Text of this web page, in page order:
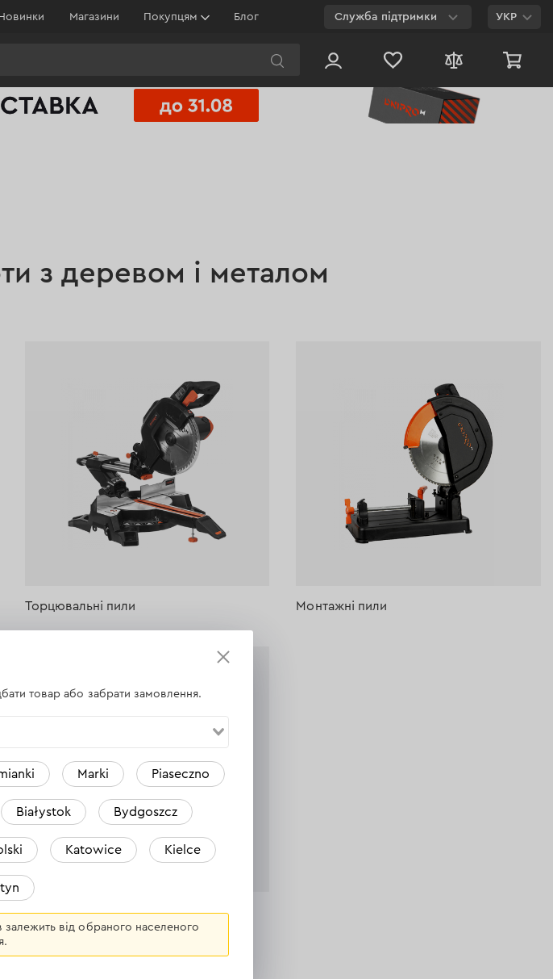
Магазини Покупцям Блог Служба підтримки
Чат на сайті
УКР
з деревом і металом
Торцювальні пили Монтажні пили
Полотна та ножі для станків
товар або забрати замовлення.
Marki Piaseczno
Białystok Bydgoszcz
Katowice Kielce
залежить від обраного населеного